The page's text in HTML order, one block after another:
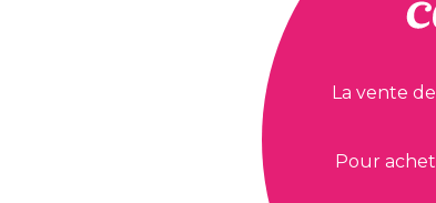
La vente
Pour